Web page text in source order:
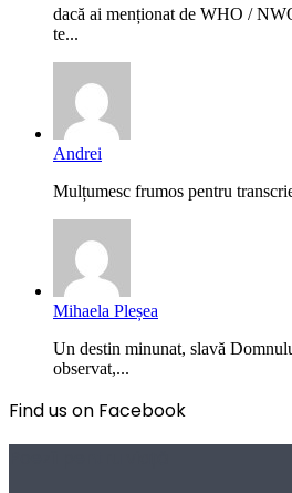
dacă ai menționat de WHO /
te...
Andrei
Mulțumesc frumos pentru
Mihaela Pleșea
Un destin minunat, slavă
observat,...
Find us on Facebook